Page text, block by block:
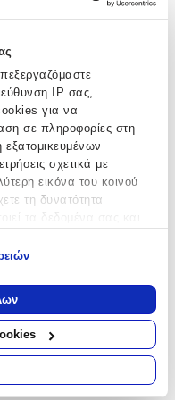
IP σας,
για να
σε πληροφορίες στη
σχετικά με
εικόνα του κοινού
τη δυνατότητα
με τη γεωγραφική
είναι ακριβείς σε
σας σαρώνοντας ενεργά
(δακτυλικό αποτύπωμα)
επεξεργασίας των